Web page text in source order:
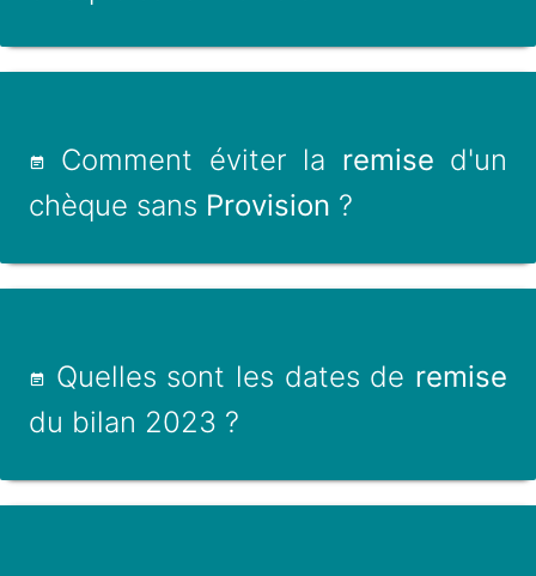
Comment éviter la remise d'un
chèque sans Provision ?
Quelles sont les dates de remise
du bilan 2023 ?